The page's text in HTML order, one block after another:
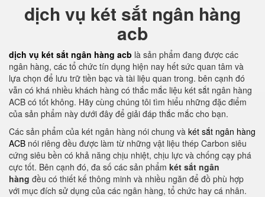
dịch vụ két sắt ngân hàng
acb
dịch vụ két sắt ngân hàng acb là sản phẩm đang được các
ngân hàng, các tổ chức tín dụng hiện nay hết sức quan tâm và
lựa chọn để lưu trữ tiền bạc và tài liệu quan trong. bên cạnh đó
vẫn có khá nhiều khách hàng có thắc mắc liệu két sắt ngân hàng
ACB có tốt không. Hãy cùng chúng tôi tìm hiểu những đặc điểm
của sản phẩm này dưới đây để giải đáp thắc mắc cho bạn.
Các sản phẩm của két ngân hàng nói chung và két sắt ngân hàng
ACB nói riêng đều được làm từ những vật liệu thép Carbon siêu
cứng siêu bền có khả năng chịu nhiệt, chịu lực và chống cạy phá
cực tốt. Bên cạnh đó, đa số các sản phẩm két sắt ngân
hàng đều có thiết kế thông minh và nhiều ngăn để đồ phù hợp
với mục đích sử dụng của các ngân hàng, tổ chức hay cá nhân.